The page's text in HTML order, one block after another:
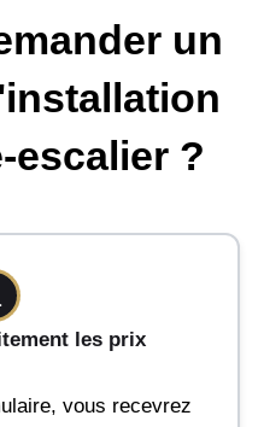
un
escalier ?
les prix
vous recevrez